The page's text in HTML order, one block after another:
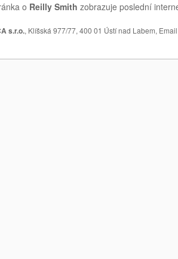
o Reilly Smith zobrazuje poslední
s.r.o., Klíšská 977/77, 400 01 Ústí nad Labem,